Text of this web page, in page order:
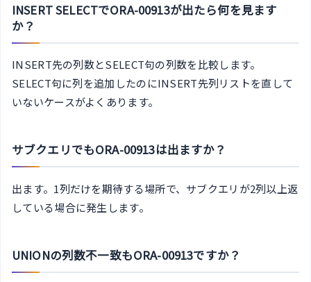
INSERT SELECTでORA-00913が出たら何を見ます
か？
INSERT先の列数とSELECT句の列数を比較します。
SELECT句に列を追加したのにINSERT先列リストを直して
いないケースがよくあります。
サブクエリでもORA-00913は出ますか？
出ます。1列だけを期待する場所で、サブクエリが2列以上返
している場合に発生します。
UNIONの列数不一致もORA-00913ですか？